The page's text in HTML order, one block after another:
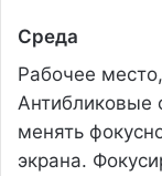
Среда
Рабочее
Антибликовые
менять
экрана.